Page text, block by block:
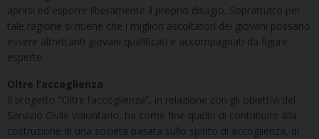
aprirsi ed esporre liberamente il proprio disagio. Soprattutto per
tale ragione si ritiene che i migliori ascoltatori dei giovani possano
essere altrettanti giovani qualificati e accompagnati da figure
esperte.
Oltre l’accoglienza
Il progetto “Oltre l’accoglienza”, in relazione con gli obiettivi del
Servizio Civile volontario, ha come fine quello di contribuire alla
costruzione di una società basata sullo spirito di accoglienza, di